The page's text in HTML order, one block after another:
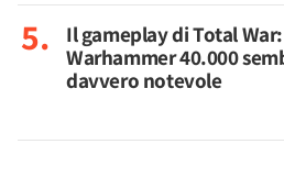
Il gameplay di Total War:
Warhammer 40.000
davvero notevole